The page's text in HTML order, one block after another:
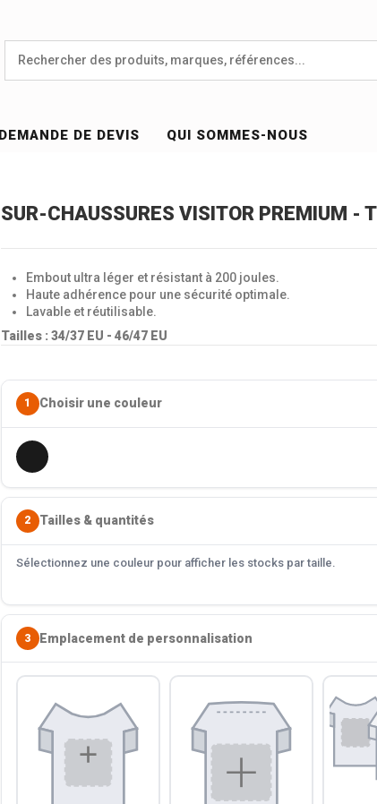
DEMANDE DE DEVIS QUI SOMMES-NOUS
SUR-CHAUSSURES VISITOR PREMIUM -
Embout ultra léger et résistant à 200 joules.
Haute adhérence pour une sécurité optimale.
Lavable et réutilisable.
Tailles : 34/37 EU - 46/47 EU
1 Choisir une couleur
2 Tailles & quantités
Sélectionnez une couleur pour afficher les stocks par taille.
3 Emplacement de personnalisation